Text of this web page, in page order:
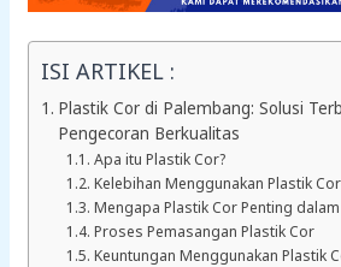
ISI ARTIKEL :
Plastik Cor di Palembang: Solusi
Pengecoran Berkualitas
Apa itu Plastik Cor?
Kelebihan Menggunakan Plastik
Mengapa Plastik Cor Penting
Proses Pemasangan Plastik Cor
Keuntungan Menggunakan Plastik